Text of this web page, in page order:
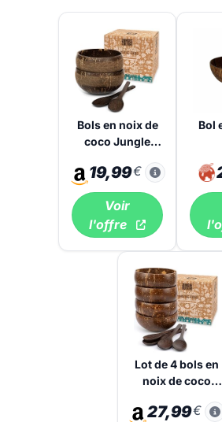
Bols en noix de
coco Jungle
géométriques
lot de 2
19,99€
Voir
l'offre
Bol
Lot de 4 bols en
noix de coco
avec
27,99€